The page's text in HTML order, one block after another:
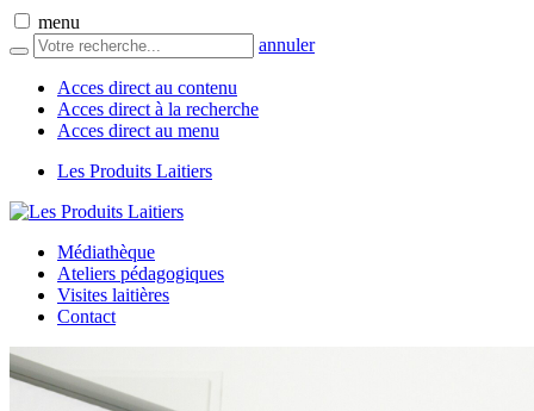
menu
annuler
Acces direct au contenu
Acces direct à la recherche
Acces direct au menu
Les Produits Laitiers
Médiathèque
Ateliers pédagogiques
Visites laitières
Contact